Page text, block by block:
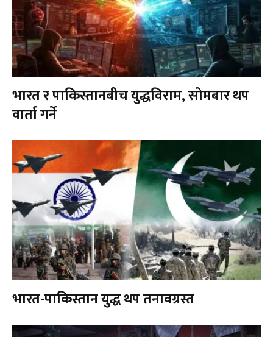
भारत र पाकिस्तानबीच युद्धविराम, सोमबार थप
वार्ता गर्ने
भारत-पाकिस्तान युद्ध थप तनावग्रस्त